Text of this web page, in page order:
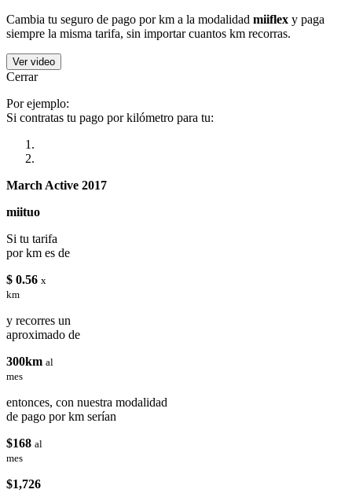
Cambia tu seguro de pago por km a la modalidad miiflex y paga
siempre la misma tarifa, sin importar cuantos km recorras.
Ver video
Cerrar
Por ejemplo:
Si contratas tu pago por kilómetro para tu:
March Active 2017
miituo
Si tu tarifa
por km es de
$ 0.56 x
km
y recorres un
aproximado de
300km al
mes
entonces, con nuestra modalidad
de pago por km serían
$168 al
mes
$1,726